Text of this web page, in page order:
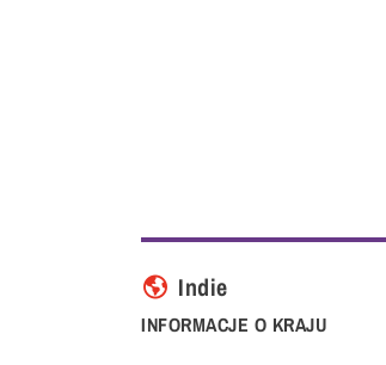
INFORMACJE O KRAJU
Indie